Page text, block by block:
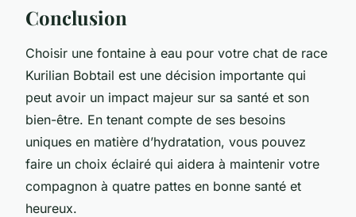
Conclusion
Choisir une fontaine à eau pour votre chat de race
Kurilian Bobtail est une décision importante qui
peut avoir un impact majeur sur sa santé et son
bien-être. En tenant compte de ses besoins
uniques en matière d’hydratation, vous pouvez
faire un choix éclairé qui aidera à maintenir votre
compagnon à quatre pattes en bonne santé et
heureux.